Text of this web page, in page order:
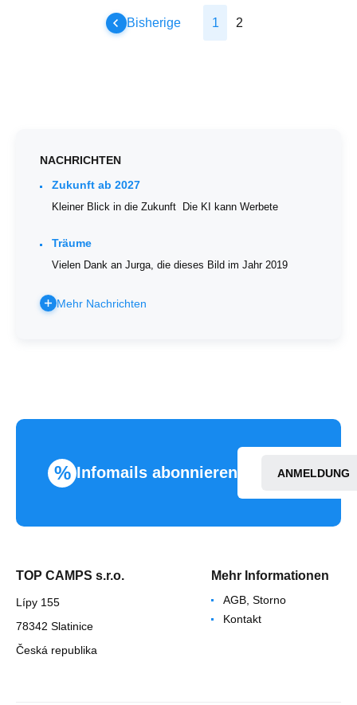
Bisherige 1 2
NACHRICHTEN
Zukunft ab 2027
Kleiner Blick in die Zukunft Die KI kann Werbete
Träume
Vielen Dank an Jurga, die dieses Bild im Jahr 2019
Mehr Nachrichten
% Infomails abonnieren ANMELDUNG
TOP CAMPS s.r.o.
Lípy 155
78342 Slatinice
Česká republika
Mehr Informationen
AGB, Storno
Kontakt